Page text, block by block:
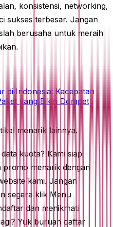
konsistensi, networking,
sukses terbesar. Jangan
berusaha untuk meraih
di Indonesia: Kecepatan
yang Bikin Dompet
menarik lainnya.
kuota? Kami siap
promo menarik dengan
kami. Jangan
segera klik Menu
dan menikmati
Yuk buruan daftar